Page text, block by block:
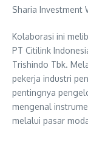
Sharia Investment
Kolaborasi ini
PT Citilink
Trishindo Tbk.
pekerja industri
pentingnya
mengenal
melalui pasar